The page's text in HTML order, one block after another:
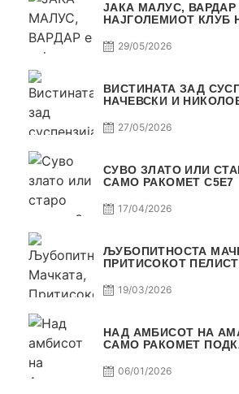
ЈАКА МАЛУС, ВАРДАР
НАЈГОЛЕМИОТ КЛУБ
29/05/2026
ВИСТИНАТА ЗАД
НАЧЕВСКИ И
27/05/2026
СУВО ЗЛАТО ИЛИ
САМО РАКОМЕТ С5Е7
17/04/2026
ЉУБОПИТНОСТА
ПРИТИСОКОТ
19/03/2026
НАД АМБИСОТ НА
САМО РАКОМЕТ
06/01/2026